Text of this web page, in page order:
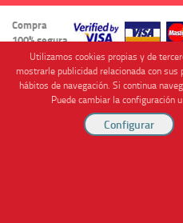
Compra
100% segura
Cofinanciado por
Utilizamos cookies propias y de
mostrarle publicidad relacionada con
hábitos de navegación. Si continua
Puede cambiar la configuración